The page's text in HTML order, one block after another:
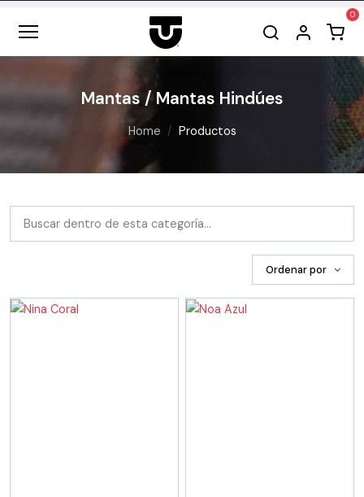
Mantas / Mantas Hindúes
Home Productos
Ordenar por